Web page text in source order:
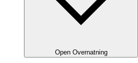
Open Overnatning